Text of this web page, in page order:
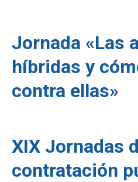
Jornada «Las
híbridas y
contra ellas»
XIX Jornadas
contratación